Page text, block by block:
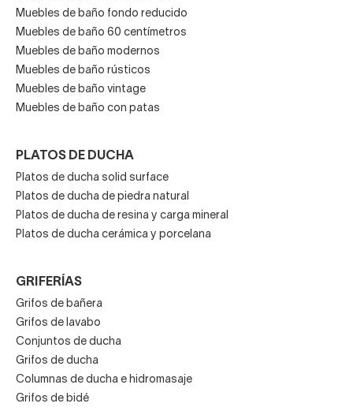
Muebles de baño fondo reducido
Muebles de baño 60 centímetros
Muebles de baño modernos
Muebles de baño rústicos
Muebles de baño vintage
Muebles de baño con patas
PLATOS DE DUCHA
Platos de ducha solid surface
Platos de ducha de piedra natural
Platos de ducha de resina y carga mineral
Platos de ducha cerámica y porcelana
GRIFERÍAS
Grifos de bañera
Grifos de lavabo
Conjuntos de ducha
Grifos de ducha
Columnas de ducha e hidromasaje
Grifos de bidé